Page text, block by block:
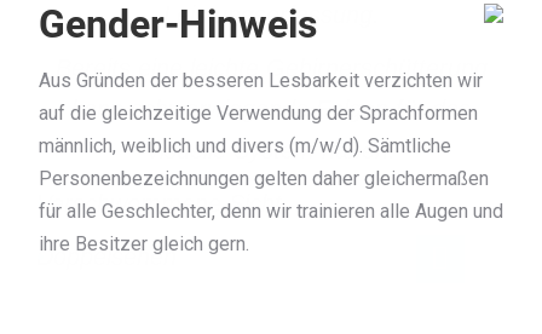
Leistungserfassung.
Bereits eine leichte Gehirnerschütterung
kann schwerwiegende Folgen für das
visuelle System haben:
•
Verschwommene Sicht
•Doppelsehen
Gender-Hinweis
Aus Gründen der besseren Lesbarkeit verzichten wir
auf die gleichzeitige Verwendung der Sprachformen
männlich, weiblich und divers (m/w/d). Sämtliche
Personenbezeichnungen gelten daher gleichermaßen
für alle Geschlechter, denn wir trainieren alle Augen und
ihre Besitzer gleich gern.